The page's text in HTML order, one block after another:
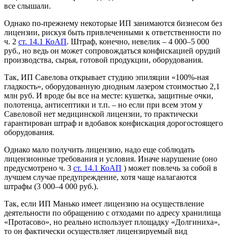
все слышали.
Однако по-прежнему некоторые ИП занимаются бизнесом без
лицензии, рискуя быть привлеченными к ответственности по
ч. 2 ст. 14.1 КоАП. Штраф, конечно, невелик – 4 000–5 000
руб., но ведь он может сопровождаться конфискацией орудий
производства, сырья, готовой продукции, оборудования.
Так, ИП Савелова открывает студию эпиляции «100%-ная
гладкость», оборудованную диодным лазером стоимостью 2,1
млн руб. И вроде бы все на месте: кушетка, защитные очки,
полотенца, антисептики и т.п. – но если при всем этом у
Савеловой нет медицинской лицензии, то практически
гарантирован штраф и вдобавок конфискация дорогостоящего
оборудования.
Однако мало получить лицензию, надо еще соблюдать
лицензионные требования и условия. Иначе нарушение (оно
предусмотрено ч. 3 ст. 14.1 КоАП ) может повлечь за собой в
лучшем случае предупреждение, хотя чаще налагаются
штрафы (3 000–4 000 руб.).
Так, если ИП Манько имеет лицензию на осуществление
деятельности по обращению с отходами по адресу хранилища
«Протасово», но реально использует площадку «Долгиниха»,
то он фактически осуществляет лицензируемый вид